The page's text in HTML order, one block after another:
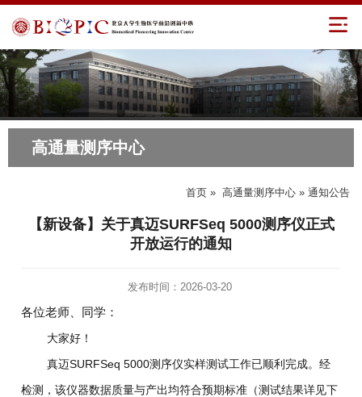
高通量测序中心
首页 » 高通量测序中心 » 通知公告
【新设备】关于真迈SURFSeq 5000测序仪正式
开放运行的通知
发布时间：2026-03-20
各位老师、同学：
大家好！
真迈SURFSeq 5000测序仪实样测试工作已顺利完成。经
检测，该仪器数据质量与产出均符合预期标准（测试结果详见下